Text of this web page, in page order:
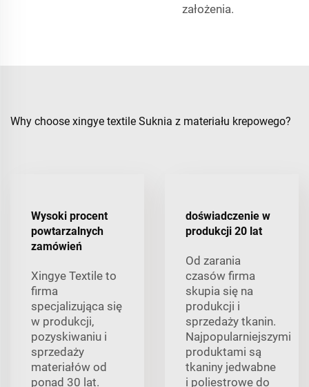
założenia.
Why choose xingye textile Suknia z materiału krepowego?
Wysoki procent
powtarzalnych
zamówień
Xingye Textile to
firma
specjalizująca się
w produkcji,
pozyskiwaniu i
sprzedaży
materiałów od
ponad 30 lat.
doświadczenie w
produkcji 20 lat
Od zarania
czasów firma
skupia się na
produkcji i
sprzedaży tkanin.
Najpopularniejszymi
produktami są
tkaniny jedwabne
i poliestrowe do